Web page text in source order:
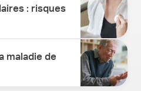
: risques
maladie de